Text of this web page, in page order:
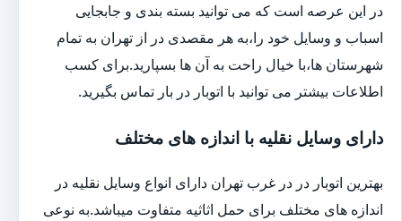
در این عرصه است که می توانید بسته بندی و جابجایی
اسباب و وسایل خود را،به هر مقصدی در از تهران به تمام
شهرستان ها،با خیال راحت به آن ها بسپارید.برای کسب
اطلاعات بیشتر می توانید با اتوبار در بار تماس بگیرید.
دارای وسایل نقلیه با اندازه های مختلف
بهترین اتوبار در در غرب تهران دارای انواع وسایل نقلیه در
اندازه های مختلف برای حمل اثاثیه متفاوت می‎باشد.به نوعی